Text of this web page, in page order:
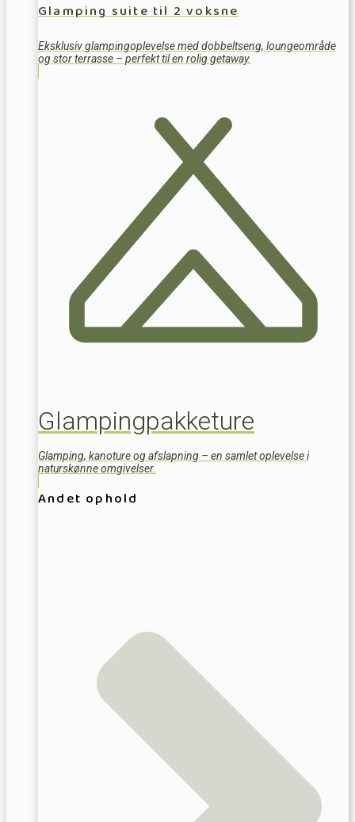
Glamping suite til 2 voksne
Eksklusiv glampingoplevelse med dobbeltseng, loungeområde
og stor terrasse – perfekt til en rolig getaway.
Glampingpakketure
Glamping, kanoture og afslapning – en samlet oplevelse i
naturskønne omgivelser.
Andet ophold